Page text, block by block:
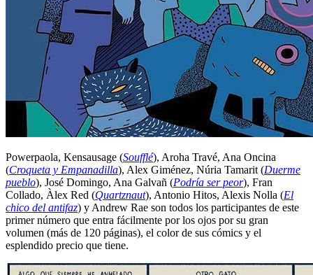
Powerpaola, Kensausage (Soufflé), Aroha Travé, Ana Oncina
(Croqueta y Empanadilla), Alex Giménez, Núria Tamarit (Duerme
pueblo), José Domingo, Ana Galvañ (Podría ser peor), Fran
Collado, Àlex Red (Quartznaut), Antonio Hitos, Alexis Nolla (El
chico del antifaz) y Andrew Rae son todos los participantes de este
primer número que entra fácilmente por los ojos por su gran
volumen (más de 120 páginas), el color de sus cómics y el
esplendido precio que tiene.